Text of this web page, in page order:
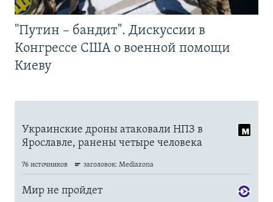
"Путин – бандит". Дискуссии в
Конгрессе США о военной помощи
Киеву